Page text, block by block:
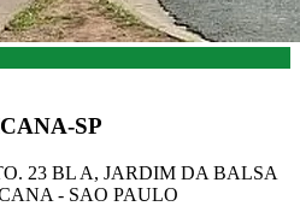
SP
23 BL A, JARDIM DA BALSA
- SAO PAULO